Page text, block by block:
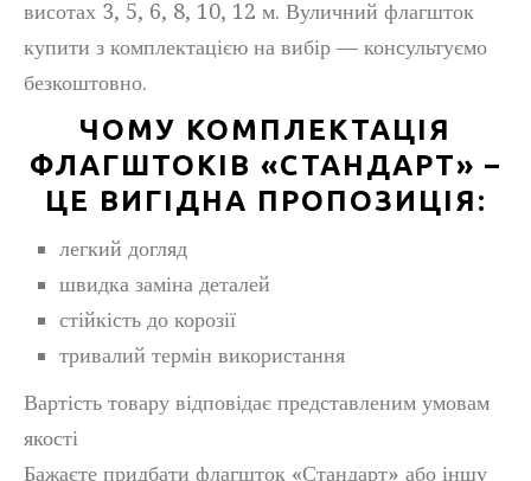
висотах 3, 5, 6, 8, 10, 12 м. Вуличний флагшток
купити з комплектацією на вибір — консультуємо
безкоштовно.
ЧОМУ КОМПЛЕКТАЦІЯ
ФЛАГШТОКІВ «СТАНДАРТ» –
ЦЕ ВИГІДНА ПРОПОЗИЦІЯ:
легкий догляд
швидка заміна деталей
стійкість до корозії
тривалий термін використання
Вартість товару відповідає представленим умовам
якості
Бажаєте придбати флагшток «Стандарт» або іншу